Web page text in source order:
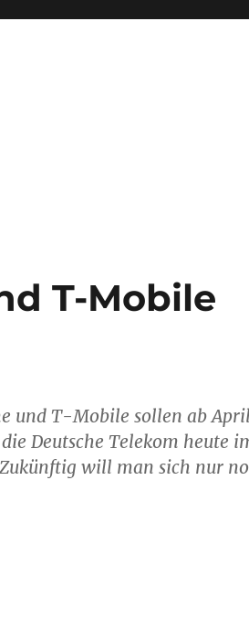
T-Mobile
und T-Mobile sollen ab
Deutsche Telekom heute
will man sich nur